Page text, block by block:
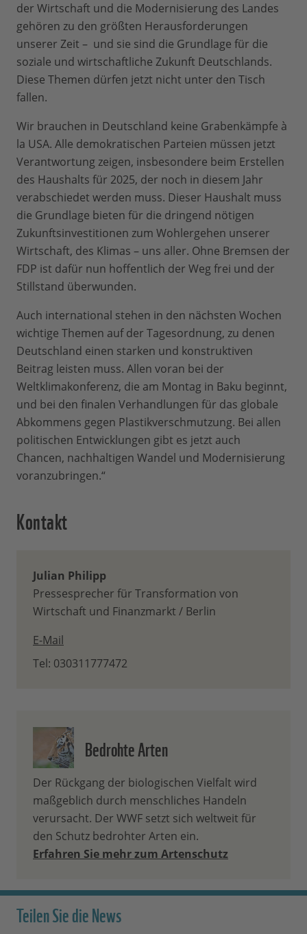
der Wirtschaft und die Modernisierung des Landes
gehören zu den größten Herausforderungen
unserer Zeit – und sie sind die Grundlage für die
soziale und wirtschaftliche Zukunft Deutschlands.
Diese Themen dürfen jetzt nicht unter den Tisch
fallen.
Wir brauchen in Deutschland keine Grabenkämpfe à
la USA. Alle demokratischen Parteien müssen jetzt
Verantwortung zeigen, insbesondere beim Erstellen
des Haushalts für 2025, der noch in diesem Jahr
verabschiedet werden muss. Dieser Haushalt muss
die Grundlage bieten für die dringend nötigen
Zukunftsinvestitionen zum Wohlergehen unserer
Wirtschaft, des Klimas – uns aller. Ohne Bremsen der
FDP ist dafür nun hoffentlich der Weg frei und der
Stillstand überwunden.
Auch international stehen in den nächsten Wochen
wichtige Themen auf der Tagesordnung, zu denen
Deutschland einen starken und konstruktiven
Beitrag leisten muss. Allen voran bei der
Weltklimakonferenz, die am Montag in Baku beginnt,
und bei den finalen Verhandlungen für das globale
Abkommens gegen Plastikverschmutzung. Bei allen
politischen Entwicklungen gibt es jetzt auch
Chancen, nachhaltigen Wandel und Modernisierung
voranzubringen.“
Kontakt
Julian Philipp
Pressesprecher für Transformation von
Wirtschaft und Finanzmarkt / Berlin
E-Mail
Tel: 030311777472
Bedrohte Arten
Der Rückgang der biologischen Vielfalt wird
maßgeblich durch menschliches Handeln
verursacht. Der WWF setzt sich weltweit für
den Schutz bedrohter Arten ein.
Erfahren Sie mehr zum Artenschutz
Teilen Sie die News